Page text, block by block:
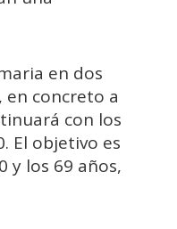
en dos
en concreto a
con los
El objetivo es
y los 69 años,